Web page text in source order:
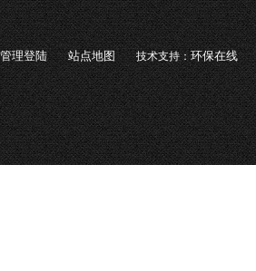
管理登陆 站点地图 技术支持：环保在线